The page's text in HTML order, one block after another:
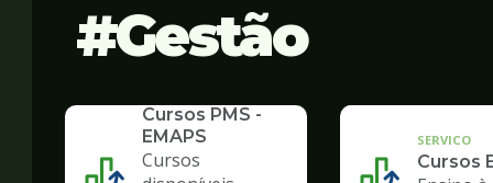
Gestão
Cursos PMS -
EMAPS
Cursos
SERVICO
Cursos